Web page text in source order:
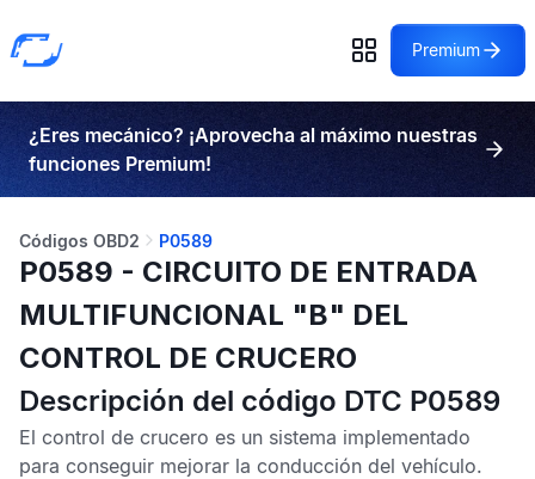
Premium
¿Eres mecánico? ¡Aprovecha al máximo nuestras
funciones Premium!
Códigos OBD2 P0589
P0589 - CIRCUITO DE ENTRADA
MULTIFUNCIONAL "B" DEL
CONTROL DE CRUCERO
Descripción del código DTC P0589
El control de crucero es un sistema implementado
para conseguir mejorar la conducción del vehículo.